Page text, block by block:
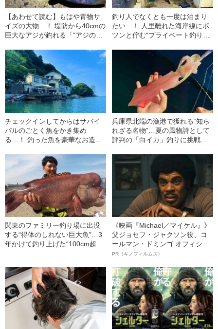
【あわせて読む】もはや青物サ
イズの大物…！ 堤防から40cmの
巨大なアジが釣れる「“アジの楽
釣り人でなくとも一度は泊まり
たい…！ 人里離れた海岸線にポ
ツンと佇む“プライベート釣り場
チェックインしてからはサバイ
バルのごとく魚をかき集め
る…！ 釣った魚を豪華なお造り
荘」の“ヤバすぎる魅力”
兵庫県北端の漁港で獲れる“知ら
れざる名物”…夏の風物詩として
評判の「白イカ」釣りに挑戦し
関東のファミリー釣り場に出没
する“得体のしれない巨大魚”…3
年かけて釣り上げた“100cm超え
《映画『Michael／マイケル』》
父ジョセフ・ジャクソン役、コ
ールマン・ドミンゴ オフィシャ
ルインタビュー“観客を魅了した
語る”《日本興収70億円突破》
PR（キノフィルムズ）